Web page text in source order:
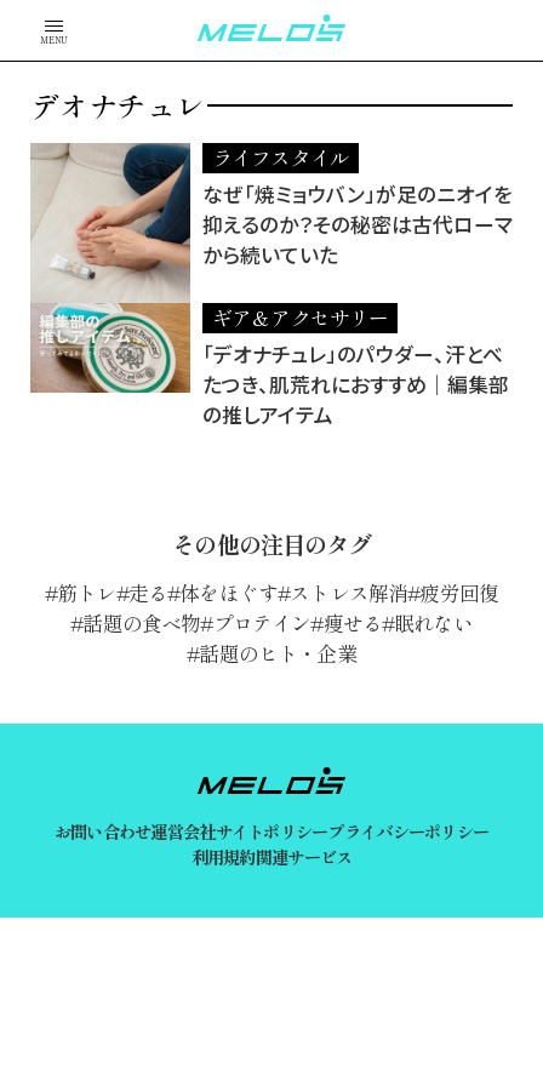
MENU
デオナチュレ
ライフスタイル
なぜ「焼ミョウバン」が足のニオイを
抑えるのか？その秘密は古代ローマ
から続いていた
ギア＆アクセサリー
「デオナチュレ」のパウダー、汗とべ
たつき、肌荒れにおすすめ｜編集部
の推しアイテム
その他の注目のタグ
筋トレ 走る 体をほぐす ストレス解消 疲労回復
話題の食べ物 プロテイン 痩せる 眠れない
話題のヒト・企業
お問い合わせ運営会社サイトポリシープライバシーポリシー
利用規約関連サービス